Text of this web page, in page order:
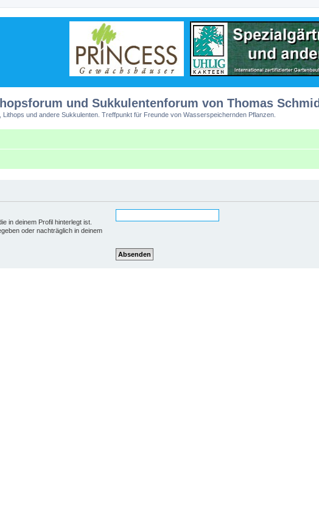
und Sukkulentenforum von Thomas Schmid
Lithops und andere Sukkulenten. Treffpunkt für Freunde von Wasserspeichernden Pflanzen.
in deinem Profil hinterlegt ist.
oder nachträglich in deinem